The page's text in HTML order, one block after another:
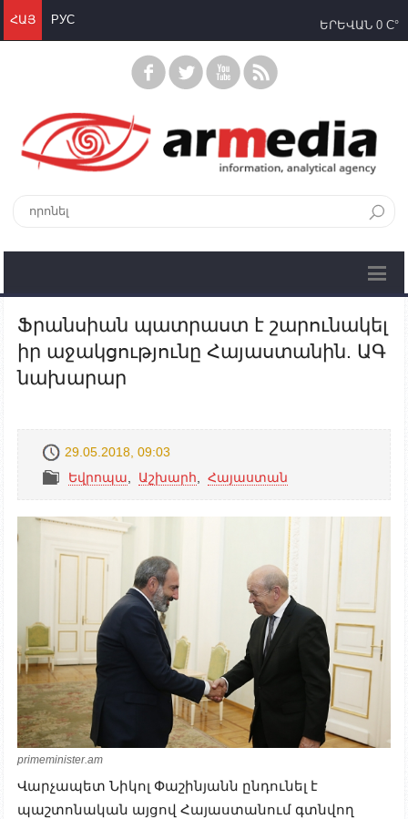
ՀԱՅ РУС ԵՐԵՎԱՆ 0 C°
Ֆրանսիան պատրաստ է շարունակել
իր աջակցությունը Հայաստանին. ԱԳ
նախարար
29.05.2018, 09:03
Եվրոպա
Աշխարհ Հայաստան
primeminister.am
Վարչապետ Նիկոլ Փաշինյանն ընդունել է
պաշտոնական այցով Հայաստանում գտնվող